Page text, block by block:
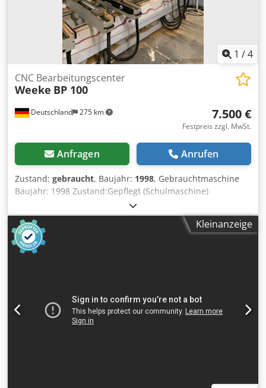
Multifunktionsfräser (R2/R1/Fase) Ausstattung kurze
1 /4
Deutschland 275 km
CNC Bearbeitungscenter
Weeke BP 100
7.500 €
Festpreis zzgl. MwSt.
Anfragen Anrufen
Zustand: gebraucht, Baujahr: 1998, Gebrauchtmaschine
Baujahr: 1998 Zustand:Gepflegt (Schulmaschine)
Ausstattung: Fräsaggregat 5 kW Aufnahmeschaft
Zylindrisch 25 mm mit Hakenschlüssel-Spannung
Bohraggregat 1,5 kW mit 19 Spindeln Kreuzkopf mit 4
Bohrspindeln Sägeaggregat kann von X auf Y geschwenkt
werden. Lichtschranken im vorderen Bereich Rechner neu
Verfahrmaße Z: 260 mm Aussenmaße: Länge:ca 6115 mm
Tiefe: ca. 3660 mm Standort: Röllbach Verfügbarkeit:
Kleinanzeige